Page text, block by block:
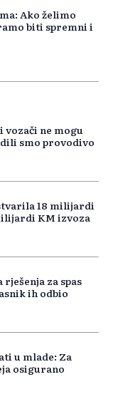
Ako želimo
biti spremni i
ne mogu
smo provodivo
18 milijardi
KM izvoza
za spas
ih odbio
u mlade: Za
osigurano